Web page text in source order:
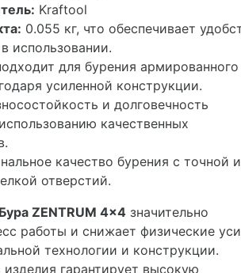
Kraftool
0.055 кг, что обеспечивает
использовании.
для бурения армированного
усиленной конструкции.
и долговечность
качественных
качество бурения с точной и
отверстий.
Бура ZENTRUM 4x4 значительно
работы и снижает физические
технологии и конструкции.
гарантирует высокую